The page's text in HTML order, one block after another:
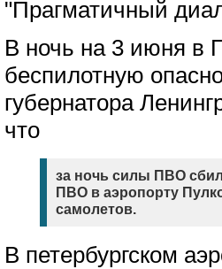
"Прагматичный
В ночь на 3 июня в
беспилотную
губернатора
что
за ночь силы ПВО
ПВО в аэропорту
самолетов.
В петербургском